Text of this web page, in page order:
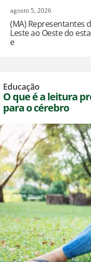
agosto 5, 2026
(MA) Representantes
Leste ao Oeste do
e
Educação
O que é a leitura
para o cérebro